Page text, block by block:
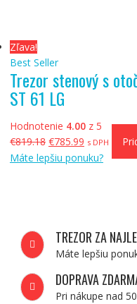
Zľava!
Best Seller
Trezor stenový s
ST 61 LG
Hodnotenie 4.00z 5
€819.18 Pôvodná
cena
€785.99Aktuálna
cena
s DPH
Máte lepšiu ponuku?
TREZOR ZA
Máte lepšiu
DOPRAVA
Pri nákupe nad